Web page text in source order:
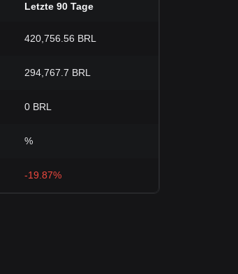
Letzte 90 Tage
420,756.56 BRL
294,767.7 BRL
0 BRL
%
-19.87%